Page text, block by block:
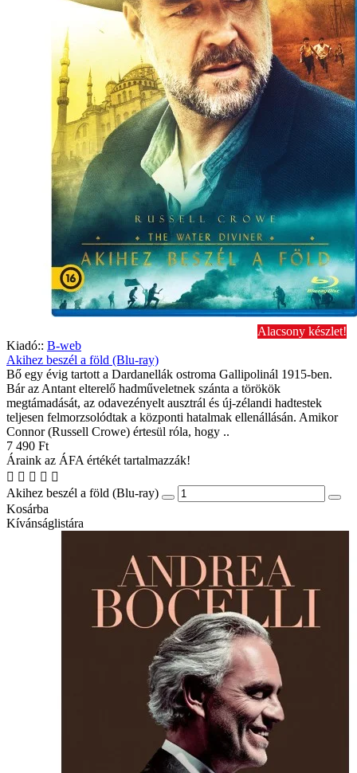
Alacsony készlet!
Kiadó:: B-web
Akihez beszél a föld (Blu-ray)
Bő egy évig tartott a Dardanellák ostroma Gallipolinál 1915-ben.
Bár az Antant elterelő hadműveletnek szánta a törökök
megtámadását, az odavezényelt ausztrál és új-zélandi hadtestek
teljesen felmorzsolódtak a központi hatalmak ellenállásán. Amikor
Connor (Russell Crowe) értesül róla, hogy ..
7 490 Ft
Áraink az ÁFA értékét tartalmazzák!
Akihez beszél a föld (Blu-ray)
Kosárba
Kívánságlistára